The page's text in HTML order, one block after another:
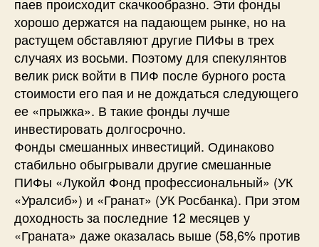
хорошо держатся на падающем рынке, но на
растущем обставляют другие ПИФы в трех
случаях из восьми. Поэтому для спекулянтов
велик риск войти в ПИФ после бурного роста
стоимости его пая и не дождаться следующего
ее «прыжка». В такие фонды лучше
инвестировать долгосрочно.
Фонды смешанных инвестиций. Одинаково
стабильно обыгрывали другие смешанные
ПИФы «Лукойл Фонд профессиональный» (УК
«Уралсиб») и «Гранат» (УК Росбанка). При этом
доходность за последние 12 месяцев у
«Граната» даже оказалась выше (58,6% против